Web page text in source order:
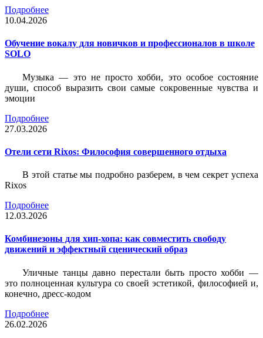
Подробнее
10.04.2026
Обучение вокалу для новичков и профессионалов в школе
SOLO
Музыка — это не просто хобби, это особое состояние
души, способ выразить свои самые сокровенные чувства и
эмоции
Подробнее
27.03.2026
Отели сети Rixos: Философия совершенного отдыха
В этой статье мы подробно разберем, в чем секрет успеха
Rixos
Подробнее
12.03.2026
Комбинезоны для хип-хопа: как совместить свободу
движений и эффектный сценический образ
Уличные танцы давно перестали быть просто хобби —
это полноценная культура со своей эстетикой, философией и,
конечно, дресс-кодом
Подробнее
26.02.2026